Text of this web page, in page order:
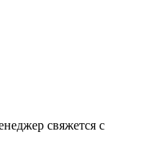
свяжется с